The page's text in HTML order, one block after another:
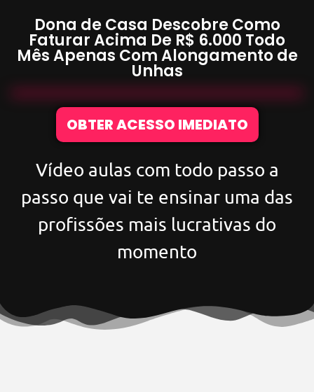
Dona de Casa Descobre Como
Faturar Acima De R$ 6.000 Todo
Mês Apenas ComAlongamento de
Unhas
OBTER ACESSO IMEDIATO
Vídeo aulas com todo passo a
passo que vai te ensinar uma das
profissões mais lucrativas do
momento